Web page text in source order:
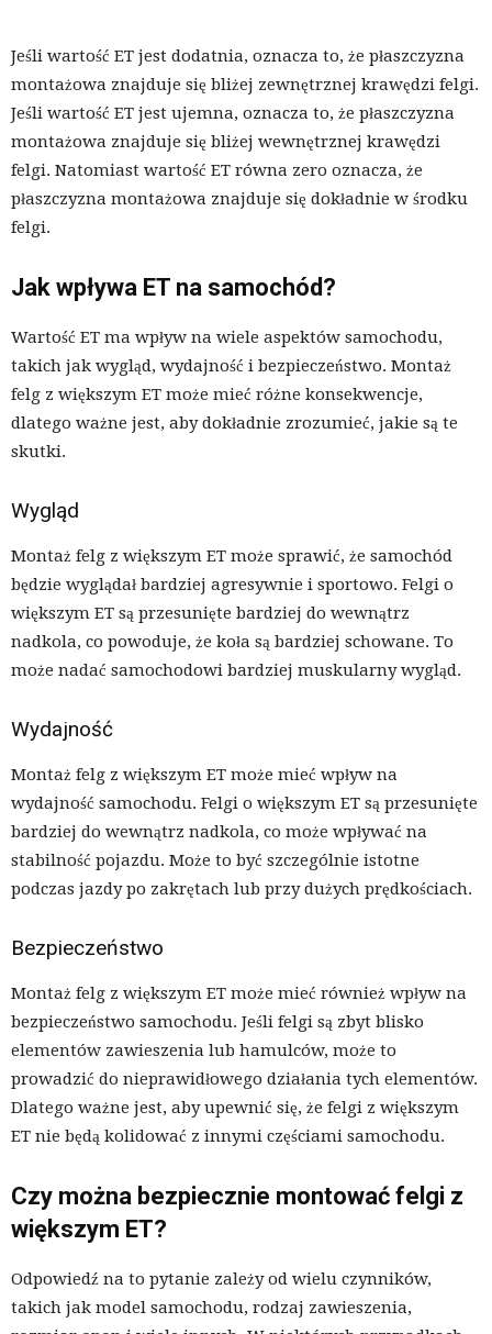
Jeśli wartość ET jest dodatnia, oznacza to, że płaszczyzna
montażowa znajduje się bliżej zewnętrznej krawędzi felgi.
Jeśli wartość ET jest ujemna, oznacza to, że płaszczyzna
montażowa znajduje się bliżej wewnętrznej krawędzi
felgi. Natomiast wartość ET równa zero oznacza, że
płaszczyzna montażowa znajduje się dokładnie w środku
felgi.
Jak wpływa ET na samochód?
Wartość ET ma wpływ na wiele aspektów samochodu,
takich jak wygląd, wydajność i bezpieczeństwo. Montaż
felg z większym ET może mieć różne konsekwencje,
dlatego ważne jest, aby dokładnie zrozumieć, jakie są te
skutki.
Wygląd
Montaż felg z większym ET może sprawić, że samochód
będzie wyglądał bardziej agresywnie i sportowo. Felgi o
większym ET są przesunięte bardziej do wewnątrz
nadkola, co powoduje, że koła są bardziej schowane. To
może nadać samochodowi bardziej muskularny wygląd.
Wydajność
Montaż felg z większym ET może mieć wpływ na
wydajność samochodu. Felgi o większym ET są przesunięte
bardziej do wewnątrz nadkola, co może wpływać na
stabilność pojazdu. Może to być szczególnie istotne
podczas jazdy po zakrętach lub przy dużych prędkościach.
Bezpieczeństwo
Montaż felg z większym ET może mieć również wpływ na
bezpieczeństwo samochodu. Jeśli felgi są zbyt blisko
elementów zawieszenia lub hamulców, może to
prowadzić do nieprawidłowego działania tych elementów.
Dlatego ważne jest, aby upewnić się, że felgi z większym
ET nie będą kolidować z innymi częściami samochodu.
Czy można bezpiecznie montować felgi z
większym ET?
Odpowiedź na to pytanie zależy od wielu czynników,
takich jak model samochodu, rodzaj zawieszenia,